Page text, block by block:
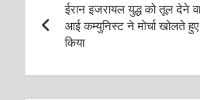
navigation
ईरान इजरायल युद्ध को तूल देने
आई कम्युनिस्ट ने मोर्चा खोलते
किया